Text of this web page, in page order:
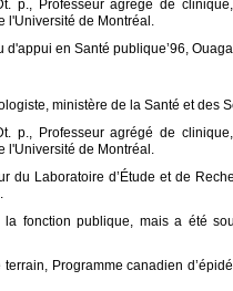
p., Professeur agrégé de
l'Université de Montréal.
d'appui en Santé publique’96,
ministère de la Santé et des
p., Professeur agrégé de
l'Université de Montréal.
du Laboratoire d’Étude et de
fonction publique, mais a été
Programme canadien